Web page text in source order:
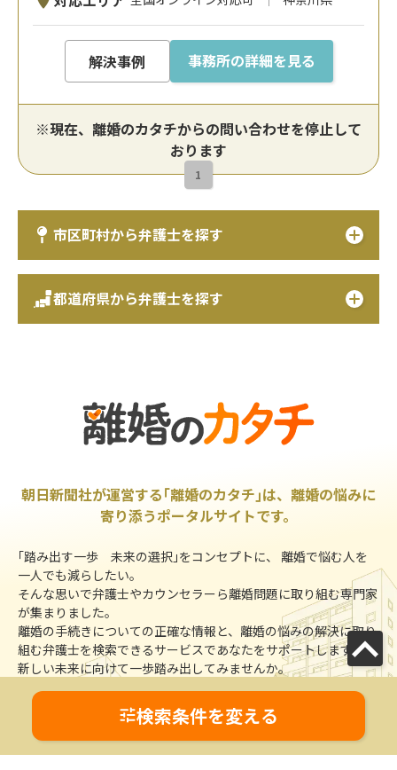
解決事例 事務所の詳細を見る
※現在、離婚のカタチからの問い合わせを停止して
おります
1
市区町村から弁護士を探す
都道府県から弁護士を探す
検索条件を変える
朝日新聞社が運営する｢離婚のカタチ｣は、離婚の悩みに
寄り添うポータルサイトです。
｢踏み出す一歩 未来の選択｣をコンセプトに、 離婚で悩む人を
一人でも減らしたい。
そんな思いで弁護士やカウンセラーら離婚問題に取り組む専門家
が集まりました。
離婚の手続きについての正確な情報と、離婚の悩みの解決に取り
組む弁護士を検索できるサービスであなたをサポートします。
新しい未来に向けて一歩踏み出してみませんか。